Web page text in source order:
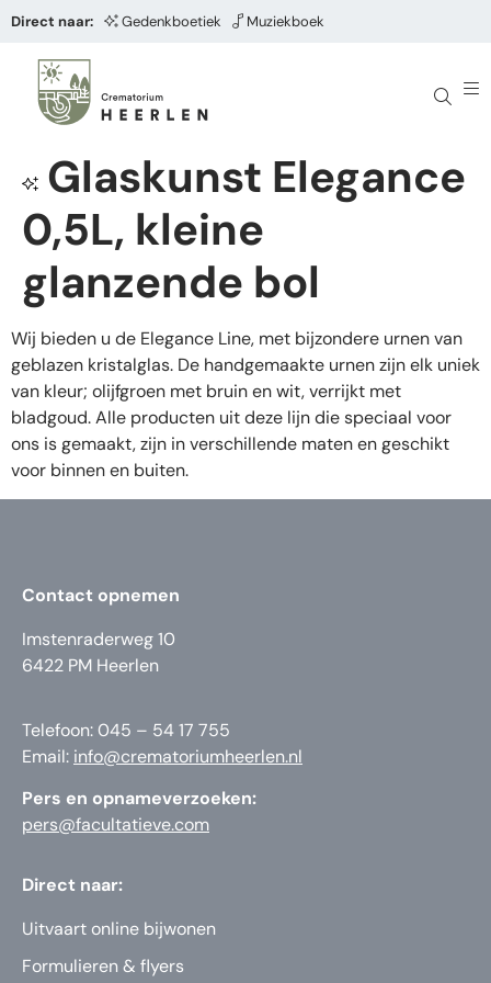
Direct naar: Gedenkboetiek Muziekboek
Glaskunst Elegance
0,5L, kleine
glanzende bol
Wij bieden u de Elegance Line, met bijzondere urnen van
geblazen kristalglas. De handgemaakte urnen zijn elk uniek
van kleur; olijfgroen met bruin en wit, verrijkt met
bladgoud. Alle producten uit deze lijn die speciaal voor
ons is gemaakt, zijn in verschillende maten en geschikt
voor binnen en buiten.
Contact opnemen
Imstenraderweg 10
6422 PM Heerlen
Telefoon: 045 – 54 17 755
Email: info@crematoriumheerlen.nl
Pers en opnameverzoeken:
pers@facultatieve.com
Direct naar:
Uitvaart online bijwonen
Formulieren & flyers